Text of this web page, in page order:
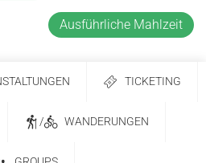
Ausführliche Mahlzeit
TICKETING
/ WANDERUNGEN